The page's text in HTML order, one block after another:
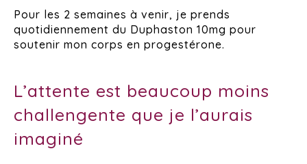
Pour les 2 semaines à venir, je prends
quotidiennement du Duphaston 10mg pour
soutenir mon corps en progestérone.
L’attente est beaucoup moins
challengente que je l’aurais
imaginé